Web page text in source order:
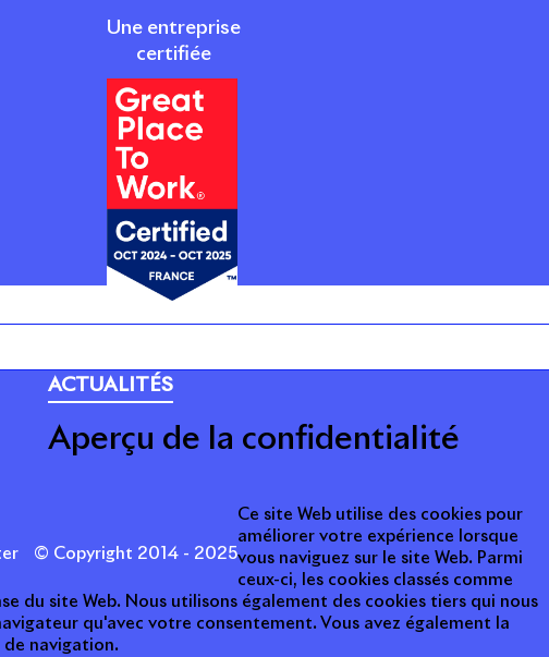
Une entreprise
certifiée
ACTUALITÉS
© Copyright 2014 - 2025
Aperçu de la confidentialité
Ce site Web utilise des cookies pour
améliorer votre expérience lorsque
vous naviguez sur le site Web. Parmi
ceux-ci, les cookies classés comme
du site Web. Nous utilisons également des cookies tiers qui nous
qu'avec votre consentement. Vous avez également la
de navigation.